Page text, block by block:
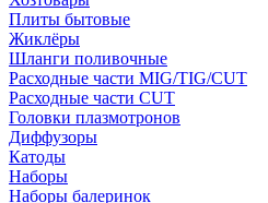
Плиты бытовые
Жиклёры
Шланги поливочные
Расходные части MIG/TIG/CUT
Расходные части CUT
Головки плазмотронов
Диффузоры
Катоды
Наборы
Наборы балеринок